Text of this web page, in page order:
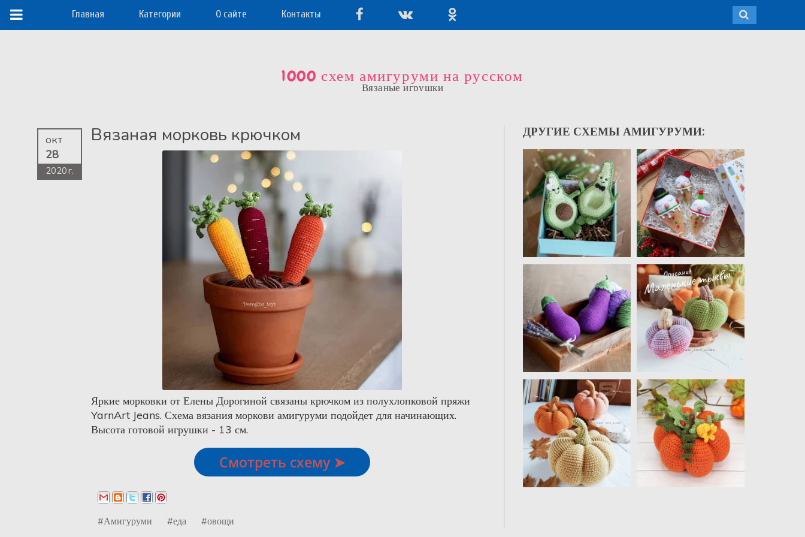
Главная Категории О сайте Контакты
1000 схем амигуруми на русском
Вязаные игрушки
Вязаная морковь крючком
окт
28
2020 г.
Яркие морковки от Елены Дорогиной связаны крючком из полухлопковой пряжи
YarnArt Jeans. Схема вязания моркови амигуруми подойдет для начинающих.
Высота готовой игрушки - 13 см.
Смотреть схему ➤
#Амигуруми #еда #овощи
ДРУГИЕ СХЕМЫ АМИГУРУМИ: